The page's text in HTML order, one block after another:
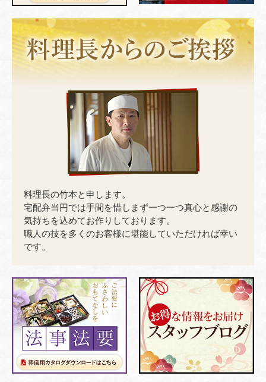
料理長の竹本と申します。
宅配弁当円では手間を惜しまず一つ一つ真心と感謝の
気持ちを込めてお作りしております。
職人の技を多くのお客様に堪能していただければ幸い
です。